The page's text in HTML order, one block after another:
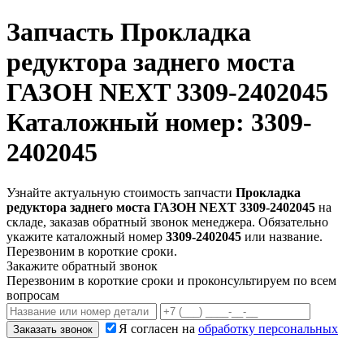
Запчасть Прокладка
редуктора заднего моста
ГАЗОН NEXT 3309-2402045
Каталожный номер: 3309-
2402045
Узнайте актуальную стоимость запчасти Прокладка
редуктора заднего моста ГАЗОН NEXT 3309-2402045 на
складе, заказав обратный звонок менеджера. Обязательно
укажите каталожный номер 3309-2402045 или название.
Перезвоним в короткие сроки.
Закажите обратный звонок
Перезвоним в короткие сроки и проконсультируем по всем
вопросам
Заказать звонок Я согласен на обработку персональных